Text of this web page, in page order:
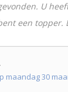
U
een topper.
maandag 30